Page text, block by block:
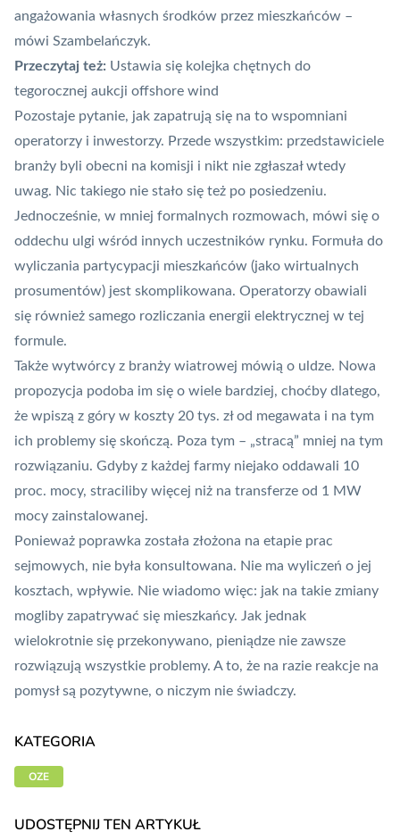
angażowania własnych środków przez mieszkańców –
mówi Szambelańczyk.
Przeczytaj też: Ustawia się kolejka chętnych do
tegorocznej aukcji offshore wind
Pozostaje pytanie, jak zapatrują się na to wspomniani
operatorzy i inwestorzy. Przede wszystkim: przedstawiciele
branży byli obecni na komisji i nikt nie zgłaszał wtedy
uwag. Nic takiego nie stało się też po posiedzeniu.
Jednocześnie, w mniej formalnych rozmowach, mówi się o
oddechu ulgi wśród innych uczestników rynku. Formuła do
wyliczania partycypacji mieszkańców (jako wirtualnych
prosumentów) jest skomplikowana. Operatorzy obawiali
się również samego rozliczania energii elektrycznej w tej
formule.
Także wytwórcy z branży wiatrowej mówią o uldze. Nowa
propozycja podoba im się o wiele bardziej, choćby dlatego,
że wpiszą z góry w koszty 20 tys. zł od megawata i na tym
ich problemy się skończą. Poza tym – „stracą” mniej na tym
rozwiązaniu. Gdyby z każdej farmy niejako oddawali 10
proc. mocy, straciliby więcej niż na transferze od 1 MW
mocy zainstalowanej.
Ponieważ poprawka została złożona na etapie prac
sejmowych, nie była konsultowana. Nie ma wyliczeń o jej
kosztach, wpływie. Nie wiadomo więc: jak na takie zmiany
mogliby zapatrywać się mieszkańcy. Jak jednak
wielokrotnie się przekonywano, pieniądze nie zawsze
rozwiązują wszystkie problemy. A to, że na razie reakcje na
pomysł są pozytywne, o niczym nie świadczy.
KATEGORIA
OZE
UDOSTĘPNIJ TEN ARTYKUŁ